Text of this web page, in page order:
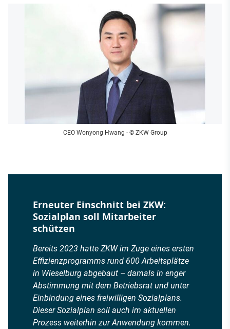
CEO Wonyong Hwang - © ZKW Group
Erneuter Einschnitt bei ZKW:
Sozialplan soll Mitarbeiter
schützen
Bereits 2023 hatte ZKW im Zuge eines ersten
Effizienzprogramms rund 600 Arbeitsplätze
in Wieselburg abgebaut – damals in enger
Abstimmung mit dem Betriebsrat und unter
Einbindung eines freiwilligen Sozialplans.
Dieser Sozialplan soll auch im aktuellen
Prozess weiterhin zur Anwendung kommen.